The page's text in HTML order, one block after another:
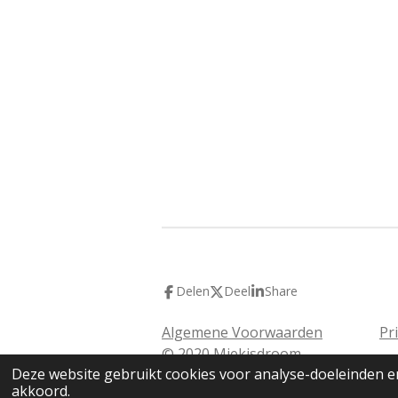
Deze website gebruikt cookies voor analyse-doeleinden
akkoord.
Delen Deel Share
Algemene Voorwaarden
© 2020 Miekisdroom